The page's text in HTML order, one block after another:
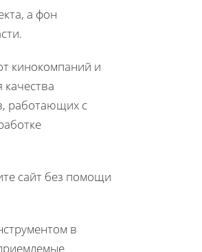
а фон
кинокомпаний и
работающих с
сайт без помощи
в